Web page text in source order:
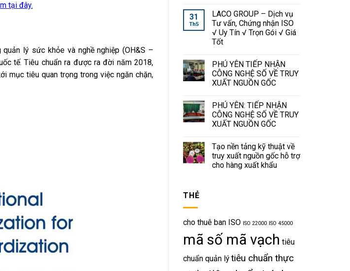
tại đây.
lý sức khỏe và nghề nghiệp (OH&S –
tế. Tiêu chuẩn ra được ra đời năm 2018,
mục tiêu quan trọng trong việc ngăn chặn,
31
Th5
LACO GROUP – Dịch vụ
Tư vấn, Chứng nhận ISO
√ Uy Tín √ Trọn Gói √ Giá
Tốt
PHÚ YÊN TIẾP NHẬN
CÔNG NGHỆ SỐ VỀ TRUY
XUẤT NGUỒN GỐC
PHÚ YÊN: TIẾP NHẬN
CÔNG NGHỆ SỐ VỀ TRUY
XUẤT NGUỒN GỐC
Tạo nền tảng kỹ thuật về
truy xuất nguồn gốc hỗ trợ
cho hàng xuất khẩu
THẺ
cho thuê ban ISO ISO 22000 ISO 45000
mã số mã vạch tiêu
chuẩn quản lý tiêu chuẩn thực